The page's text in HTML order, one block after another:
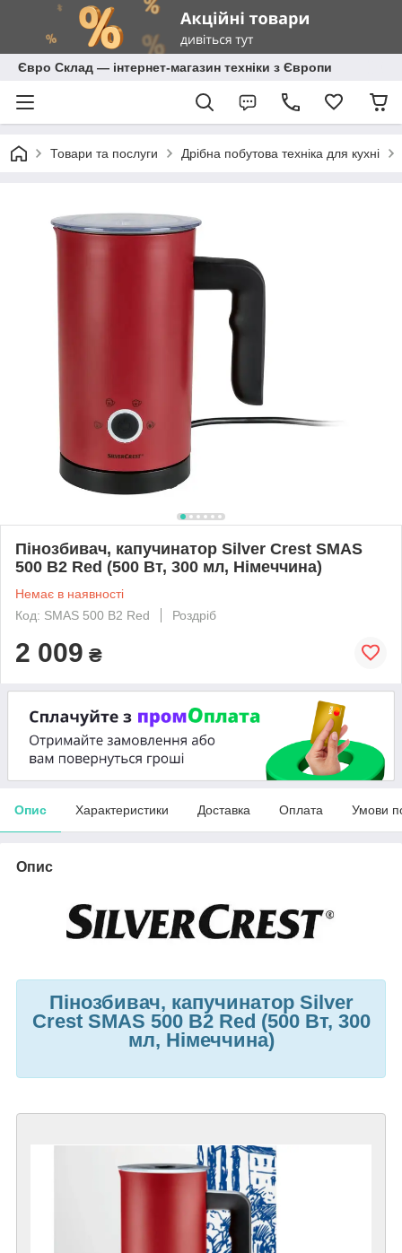
Євро Склад — інтернет-магазин техніки з Європи
Товари та послуги Дрібна побутова техніка для кухні
Пінозбивач, капучинатор Silver Crest SMAS
500 B2 Red (500 Вт, 300 мл, Німеччина)
Немає в наявності
Код: SMAS 500 B2 Red
Роздріб
2 009 ₴
Опис Характеристики Доставка Оплата Умови
Опис
Пінозбивач, капучинатор Silver
Crest SMAS 500 B2 Red (500 Вт, 300
мл, Німеччина)